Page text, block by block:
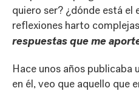
quiero ser? ¿dónde está el
reflexiones harto
respuestas que me
Hace unos años publicaba
en él, veo que aquello que